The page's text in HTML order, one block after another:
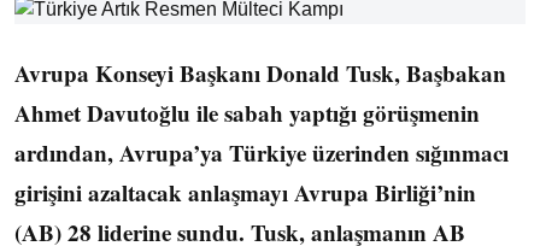
Avrupa Konseyi Başkanı Donald Tusk, Başbakan
Ahmet Davutoğlu ile sabah yaptığı görüşmenin
ardından, Avrupa’ya Türkiye üzerinden sığınmacı
girişini azaltacak anlaşmayı Avrupa Birliği’nin
(AB) 28 liderine sundu. Tusk, anlaşmanın AB